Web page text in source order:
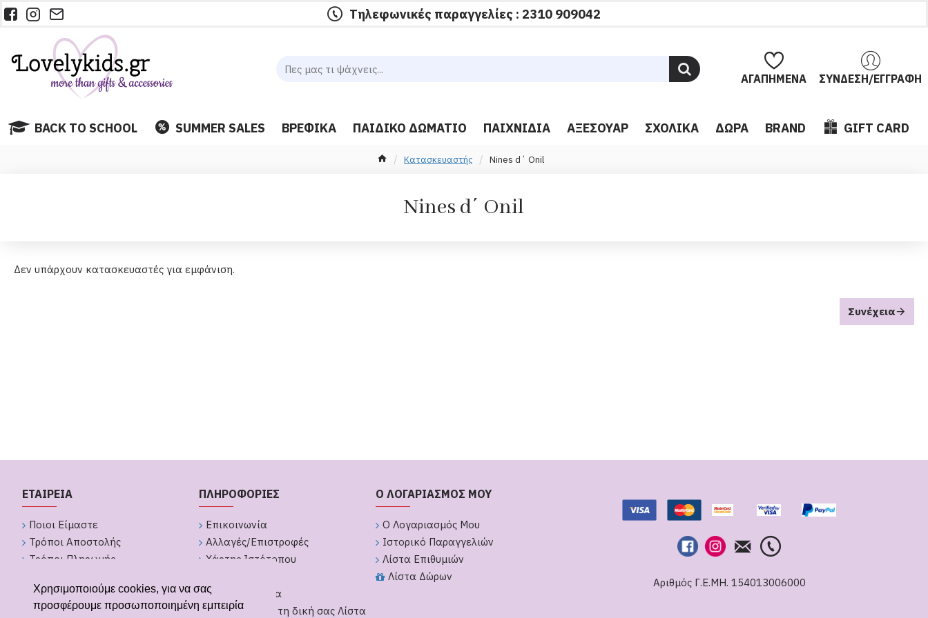
Χρησιμοποιούμε cookies, για να σας
προσφέρουμε προσωποποιημένη εμπειρία
Τηλεφωνικές παραγγελίες : 2310 909042
ΑΓΑΠΗΜΈΝΑ ΣΎΝΔΕΣΗ/ΕΓΓΡΑΦΉ
BACK TO SCHOOL SUMMER SALES ΒΡΕΦΙΚΆ ΠΑΙΔΙΚΌ ΔΩΜΆΤΙΟ ΠΑΙΧΝΊΔΙΑ ΑΞΕΣΟΥΆΡ ΣΧΟΛΙΚΆ ΔΏΡΑ BRAND GIFT CARD
Κατασκευαστής Nines d΄ Onil
Nines d΄ Onil
Δεν υπάρχουν κατασκευαστές για εμφάνιση.
Συνέχεια
ΕΤΑΙΡΕΙΑ
Ποιοι Είμαστε
Τρόποι Αποστολής
Τρόποι Πληρωμής
Όροι Χρήσης
Υπαναχώρηση από παραγγελία
ΠΛΗΡΟΦΟΡΙΕΣ
Επικοινωνία
Αλλαγές/Επιστροφές
Χάρτης Ιστότοπου
GDPR Εργαλεία
Δημιουργήστε τη δική σας Λίστα
Ο ΛΟΓΑΡΙΑΣΜΟΣ ΜΟΥ
Ο Λογαριασμός Μου
Ιστορικό Παραγγελιών
Λίστα Επιθυμιών
Λίστα Δώρων
Αριθμός Γ.Ε.ΜΗ. 154013006000